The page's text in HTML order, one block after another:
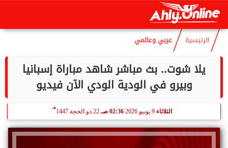
السبت
الرئيسية عربي وعالمي
يلا شوت.. بث مباشر شاهد مباراة إسبانيا
وبيرو في الودية الودي الآن فيديو
الثلاثاء 02:36 صـ 22 ذو الحجة 1447
هـ